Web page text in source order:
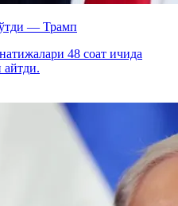
— Трамп
48 соат ичида